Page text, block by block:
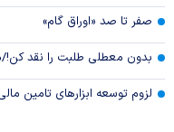
صفر تا صد «اوراق گام»
بدون معطلی طلبت را نقد
لزوم توسعه ابزارهای تامین